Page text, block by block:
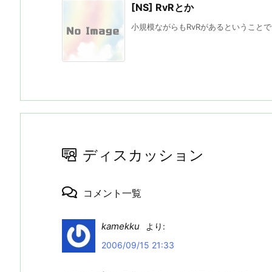
[NS] RvRとか
小規模ながらもRvRがあるということ
ディスカッション
コメント一覧
kamekku
より:
2006/09/15 21:33